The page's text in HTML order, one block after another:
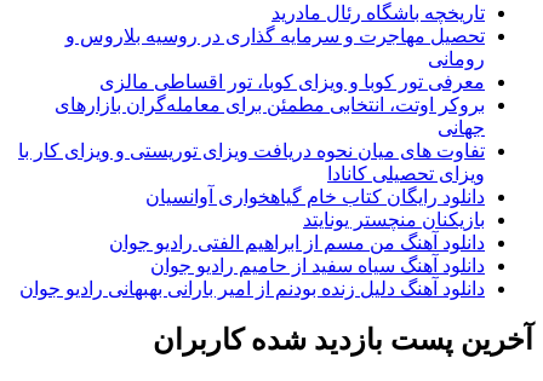
تاریخچه باشگاه رئال مادرید
تحصیل مهاجرت و سرمایه گذاری در روسیه بلاروس و
رومانی
معرفی تور کوبا و ویزای کوبا، تور اقساطی مالزی
بروکر اوتت، انتخابی مطمئن برای معامله‌گران بازارهای
جهانی
تفاوت های میان نحوه دریافت ویزای توریستی و ویزای کار با
ویزای تحصیلی کانادا
دانلود رایگان کتاب خام گیاهخواری آوانسیان
بازیکنان منچستر یونایتد
دانلود آهنگ من مسم از ابراهیم الفتی رادیو جوان
دانلود آهنگ سیاه سفید از حامیم رادیو جوان
دانلود آهنگ دلیل زنده بودنم از امیر بارانی بهبهانی رادیو جوان
آخرین پست بازدید شده کاربران